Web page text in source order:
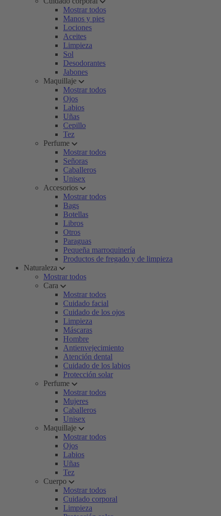
Mostrar todos
Manos y pies
Lociones
Aceites
Limpieza
Sol
Desodorantes
Jabones
Maquillaje
Mostrar todos
Ojos
Labios
Uñas
Cepillo
Tez
Perfume
Mostrar todos
Señoras
Caballeros
Unisex
Accesorios
Mostrar todos
Bags
Botellas
Libros
Otros
Paraguas
Pequeña marroquinería
Productos de fregado y de limpieza
Naturaleza
Mostrar todos
Cara
Mostrar todos
Cuidado facial
Cuidado de los ojos
Limpieza
Máscaras
Hombre
Antienvejecimiento
Atención dental
Cuidado de los labios
Protección solar
Perfume
Mostrar todos
Mujeres
Caballeros
Unisex
Maquillaje
Mostrar todos
Ojos
Labios
Uñas
Tez
Cuerpo
Mostrar todos
Cuidado corporal
Limpieza